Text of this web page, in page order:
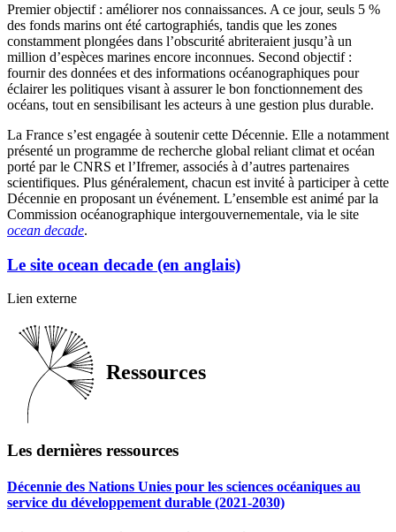
Premier objectif : améliorer nos connaissances. A ce jour, seuls 5 %
des fonds marins ont été cartographiés, tandis que les zones
constamment plongées dans l’obscurité abriteraient jusqu’à un
million d’espèces marines encore inconnues. Second objectif :
fournir des données et des informations océanographiques pour
éclairer les politiques visant à assurer le bon fonctionnement des
océans, tout en sensibilisant les acteurs à une gestion plus durable.
La France s’est engagée à soutenir cette Décennie. Elle a notamment
présenté un programme de recherche global reliant climat et océan
porté par le CNRS et l’Ifremer, associés à d’autres partenaires
scientifiques. Plus généralement, chacun est invité à participer à cette
Décennie en proposant un événement. L’ensemble est animé par la
Commission océanographique intergouvernementale, via le site
ocean decade.
Le site ocean decade (en anglais)
Le
ocean
decade
anglais)-
Nouvelle
fenêtre
Lien externe
Ressources
Les dernières ressources
Décennie des Nations Unies pour les sciences océaniques au
service du développement durable (2021-2030)